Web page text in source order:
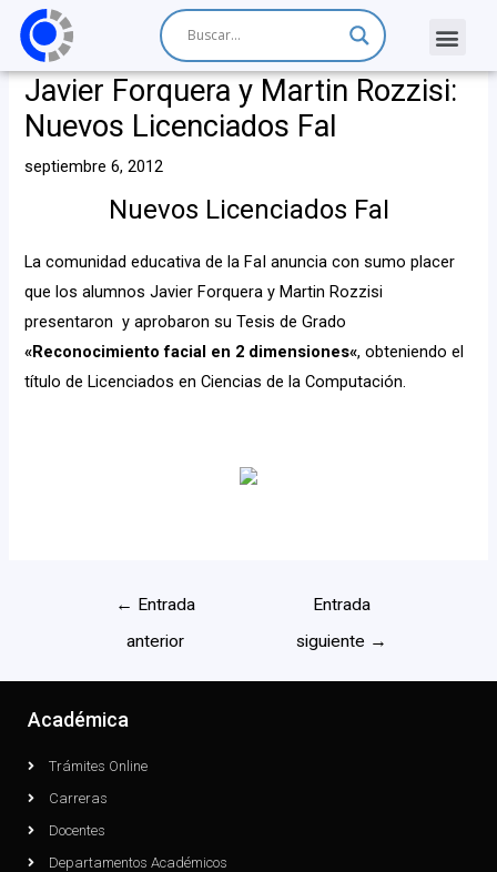
Javier Forquera y Martin Rozzisi:
Nuevos Licenciados FaI
septiembre 6, 2012
Nuevos Licenciados FaI
La comunidad educativa de la FaI anuncia con sumo placer
que los alumnos Javier Forquera y Martin Rozzisi
presentaron y aprobaron su Tesis de Grado
«Reconocimiento facial en 2 dimensiones«, obteniendo el
título de Licenciados en Ciencias de la Computación.
← Entrada
anterior
Entrada
siguiente →
Académica
Trámites Online
Carreras
Docentes
Departamentos Académicos